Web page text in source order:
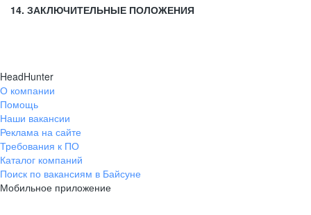
14. ЗАКЛЮЧИТЕЛЬНЫЕ ПОЛОЖЕНИЯ
HeadHunter
О компании
Помощь
Наши вакансии
Реклама на сайте
Требования к ПО
Каталог компаний
Поиск по вакансиям в Байсуне
Мобильное приложение